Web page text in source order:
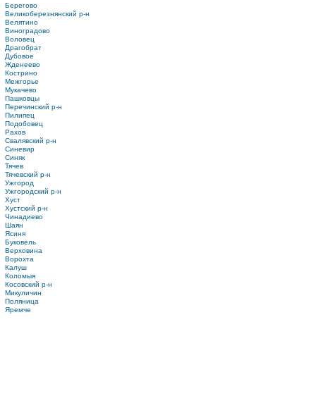
Берегово
Великоберезнянский р-н
Велятино
Виноградово
Воловец
Драгобрат
Дубовое
Жденеево
Кострино
Межгорье
Мукачево
Пашковцы
Перечинский р-н
Пилипец
Подобовец
Рахов
Свалявский р-н
Синевир
Синяк
Тячев
Тячевский р-н
Ужгород
Ужгородский р-н
Хуст
Хустский р-н
Чинадиево
Шаян
Ясиня
Буковель
Верховина
Ворохта
Калуш
Коломыя
Косовский р-н
Микуличин
Поляница
Яремче